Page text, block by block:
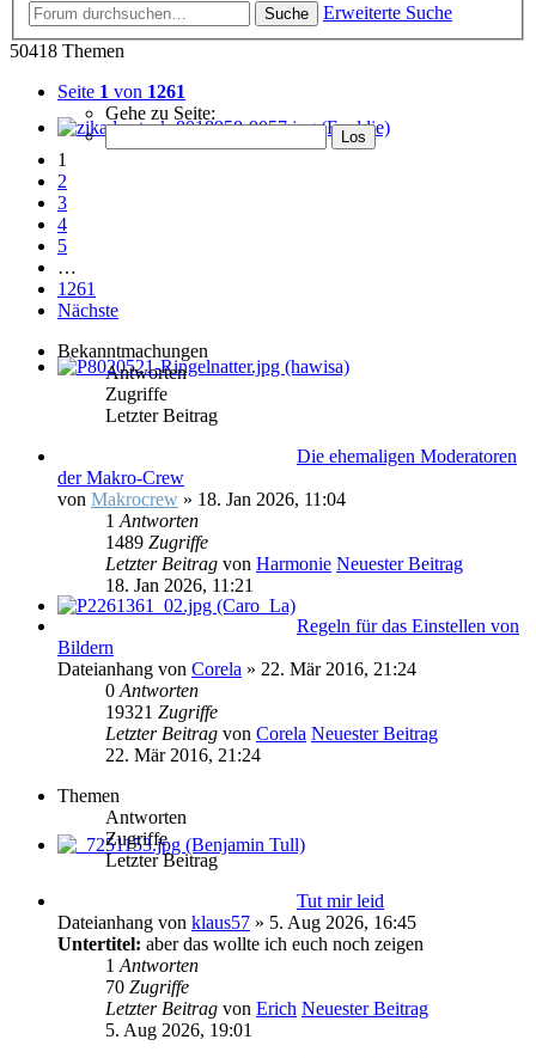
Suche
Erweiterte Suche
50418 Themen
Seite 1 von 1261
Gehe zu Seite:
1
2
3
4
5
…
1261
Nächste
Bekanntmachungen
Antworten
Zugriffe
Letzter Beitrag
Die ehemaligen Moderatoren
der Makro-Crew
von Makrocrew » 18. Jan 2026, 11:04
1 Antworten
1489 Zugriffe
Letzter Beitrag von Harmonie Neuester Beitrag
18. Jan 2026, 11:21
Regeln für das Einstellen von
Bildern
Dateianhang von Corela » 22. Mär 2016, 21:24
0 Antworten
19321 Zugriffe
Letzter Beitrag von Corela Neuester Beitrag
22. Mär 2016, 21:24
Themen
Antworten
Zugriffe
Letzter Beitrag
Tut mir leid
Dateianhang von klaus57 » 5. Aug 2026, 16:45
Untertitel: aber das wollte ich euch noch zeigen
1 Antworten
70 Zugriffe
Letzter Beitrag von Erich Neuester Beitrag
5. Aug 2026, 19:01